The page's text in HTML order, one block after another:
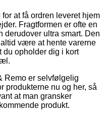
at få ordren leveret hjem
Fragtformen er ofte en
derudover ultra smart. Den
være at hente varerne
du opholder dig i kort
Remo er selvfølgelig
produkterne nu og her, så
at man gransker
produkt.